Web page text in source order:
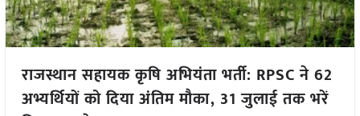
राजस्थान सहायक कृषि अभियंता भर्ती: RPSC ने 62
अभ्यर्थियों को दिया अंतिम मौका, 31 जुलाई तक भरें